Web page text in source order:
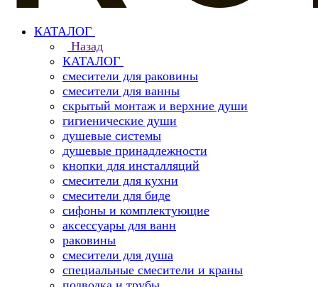
КАТАЛОГ
Назад
КАТАЛОГ
смесители для раковины
смесители для ванны
скрытый монтаж и верхние души
гигиенические души
душевые системы
душевые принадлежности
кнопки для инсталляций
смесители для кухни
смесители для биде
сифоны и комплектующие
аксессуары для ванн
раковины
смесители для душа
специальные смесители и краны